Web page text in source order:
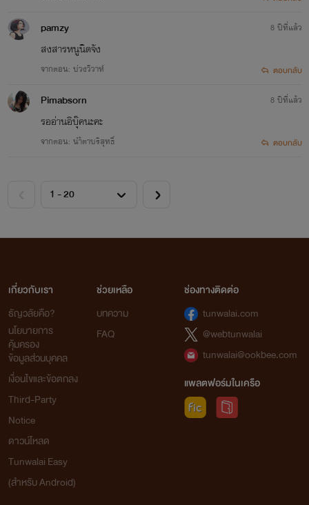
pamzy
สงสารหนูนิดจัง
จากตอน: บ่วงวิวาห์
8 ปีที่แล้ว
ตอบกลับ
Pimabsorn
รออ่านอิบุ๊คนะคะ
จากตอน: นำ้ตาบริสุทธิ์
8 ปีที่แล้ว
ตอบกลับ
เกี่ยวกับเรา
ธัญวลัยคือ?
นโยบายการ
คุ้มครอง
ข้อมูลส่วนบุคคล
เงื่อนไขและข้อตกลง
Third-Party
Notice
ดาวน์โหลด
Tunwalai Easy
(สำหรับ Android)
ช่วยเหลือ
บทความ
FAQ
ช่องทางติดต่อ
tunwalai.com
@webtunwalai
tunwalai@ookbee.com
แพลตฟอร์มในเครือ